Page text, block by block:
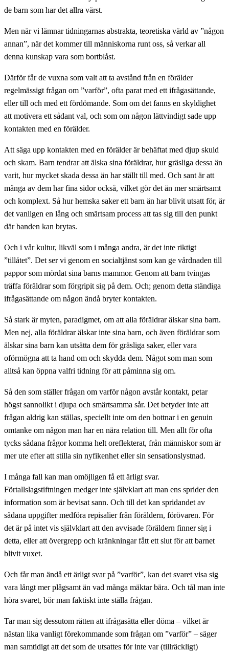
de barn som har det allra värst.
Men när vi lämnar tidningarnas abstrakta, teoretiska värld av ”någon
annan”, när det kommer till människorna runt oss, så verkar all
denna kunskap vara som bortblåst.
Därför får de vuxna som valt att ta avstånd från en förälder
regelmässigt frågan om ”varför”, ofta parat med ett ifrågasättande,
eller till och med ett fördömande. Som om det fanns en skyldighet
att motivera ett sådant val, och som om någon lättvindigt sade upp
kontakten med en förälder.
Att säga upp kontakten med en förälder är behäftat med djup skuld
och skam. Barn tendrar att älska sina föräldrar, hur gräsliga dessa än
varit, hur mycket skada dessa än har ställt till med. Och sant är att
många av dem har fina sidor också, vilket gör det än mer smärtsamt
och komplext. Så hur hemska saker ett barn än har blivit utsatt för, är
det vanligen en lång och smärtsam process att tas sig till den punkt
där banden kan brytas.
Och i vår kultur, likväl som i många andra, är det inte riktigt
”tillåtet”. Det ser vi genom en socialtjänst som kan ge vårdnaden till
pappor som mördat sina barns mammor. Genom att barn tvingas
träffa föräldrar som förgripit sig på dem. Och; genom detta ständiga
ifrågasättande om någon ändå bryter kontakten.
Så stark är myten, paradigmet, om att alla föräldrar älskar sina barn.
Men nej, alla föräldrar älskar inte sina barn, och även föräldrar som
älskar sina barn kan utsätta dem för gräsliga saker, eller vara
oförmögna att ta hand om och skydda dem. Något som man som
alltså kan öppna valfri tidning för att påminna sig om.
Så den som ställer frågan om varför någon avstår kontakt, petar
högst sannolikt i djupa och smärtsamma sår. Det betyder inte att
frågan aldrig kan ställas, speciellt inte om den bottnar i en genuin
omtanke om någon man har en nära relation till. Men allt för ofta
tycks sådana frågor komma helt oreflekterat, från människor som är
mer ute efter att stilla sin nyfikenhet eller sin sensationslystnad.
I många fall kan man omöjligen få ett ärligt svar.
Förtallslagstiftningen medger inte självklart att man ens sprider den
information som är bevisat sann. Och till det kan spridandet av
sådana uppgifter medföra repisalier från föräldern, förövaren. För
det är på intet vis självklart att den avvisade föräldern finner sig i
detta, eller att övergrepp och kränkningar fått ett slut för att barnet
blivit vuxet.
Och får man ändå ett ärligt svar på ”varför”, kan det svaret visa sig
vara långt mer plågsamt än vad många mäktar bära. Och tål man inte
höra svaret, bör man faktiskt inte ställa frågan.
Tar man sig dessutom rätten att ifrågasätta eller döma – vilket är
nästan lika vanligt förekommande som frågan om ”varför” – säger
man samtidigt att det som de utsattes för inte var (tillräckligt)